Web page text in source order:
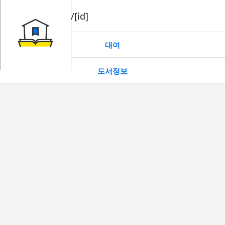
book/rent/[id]
대여
도서정보